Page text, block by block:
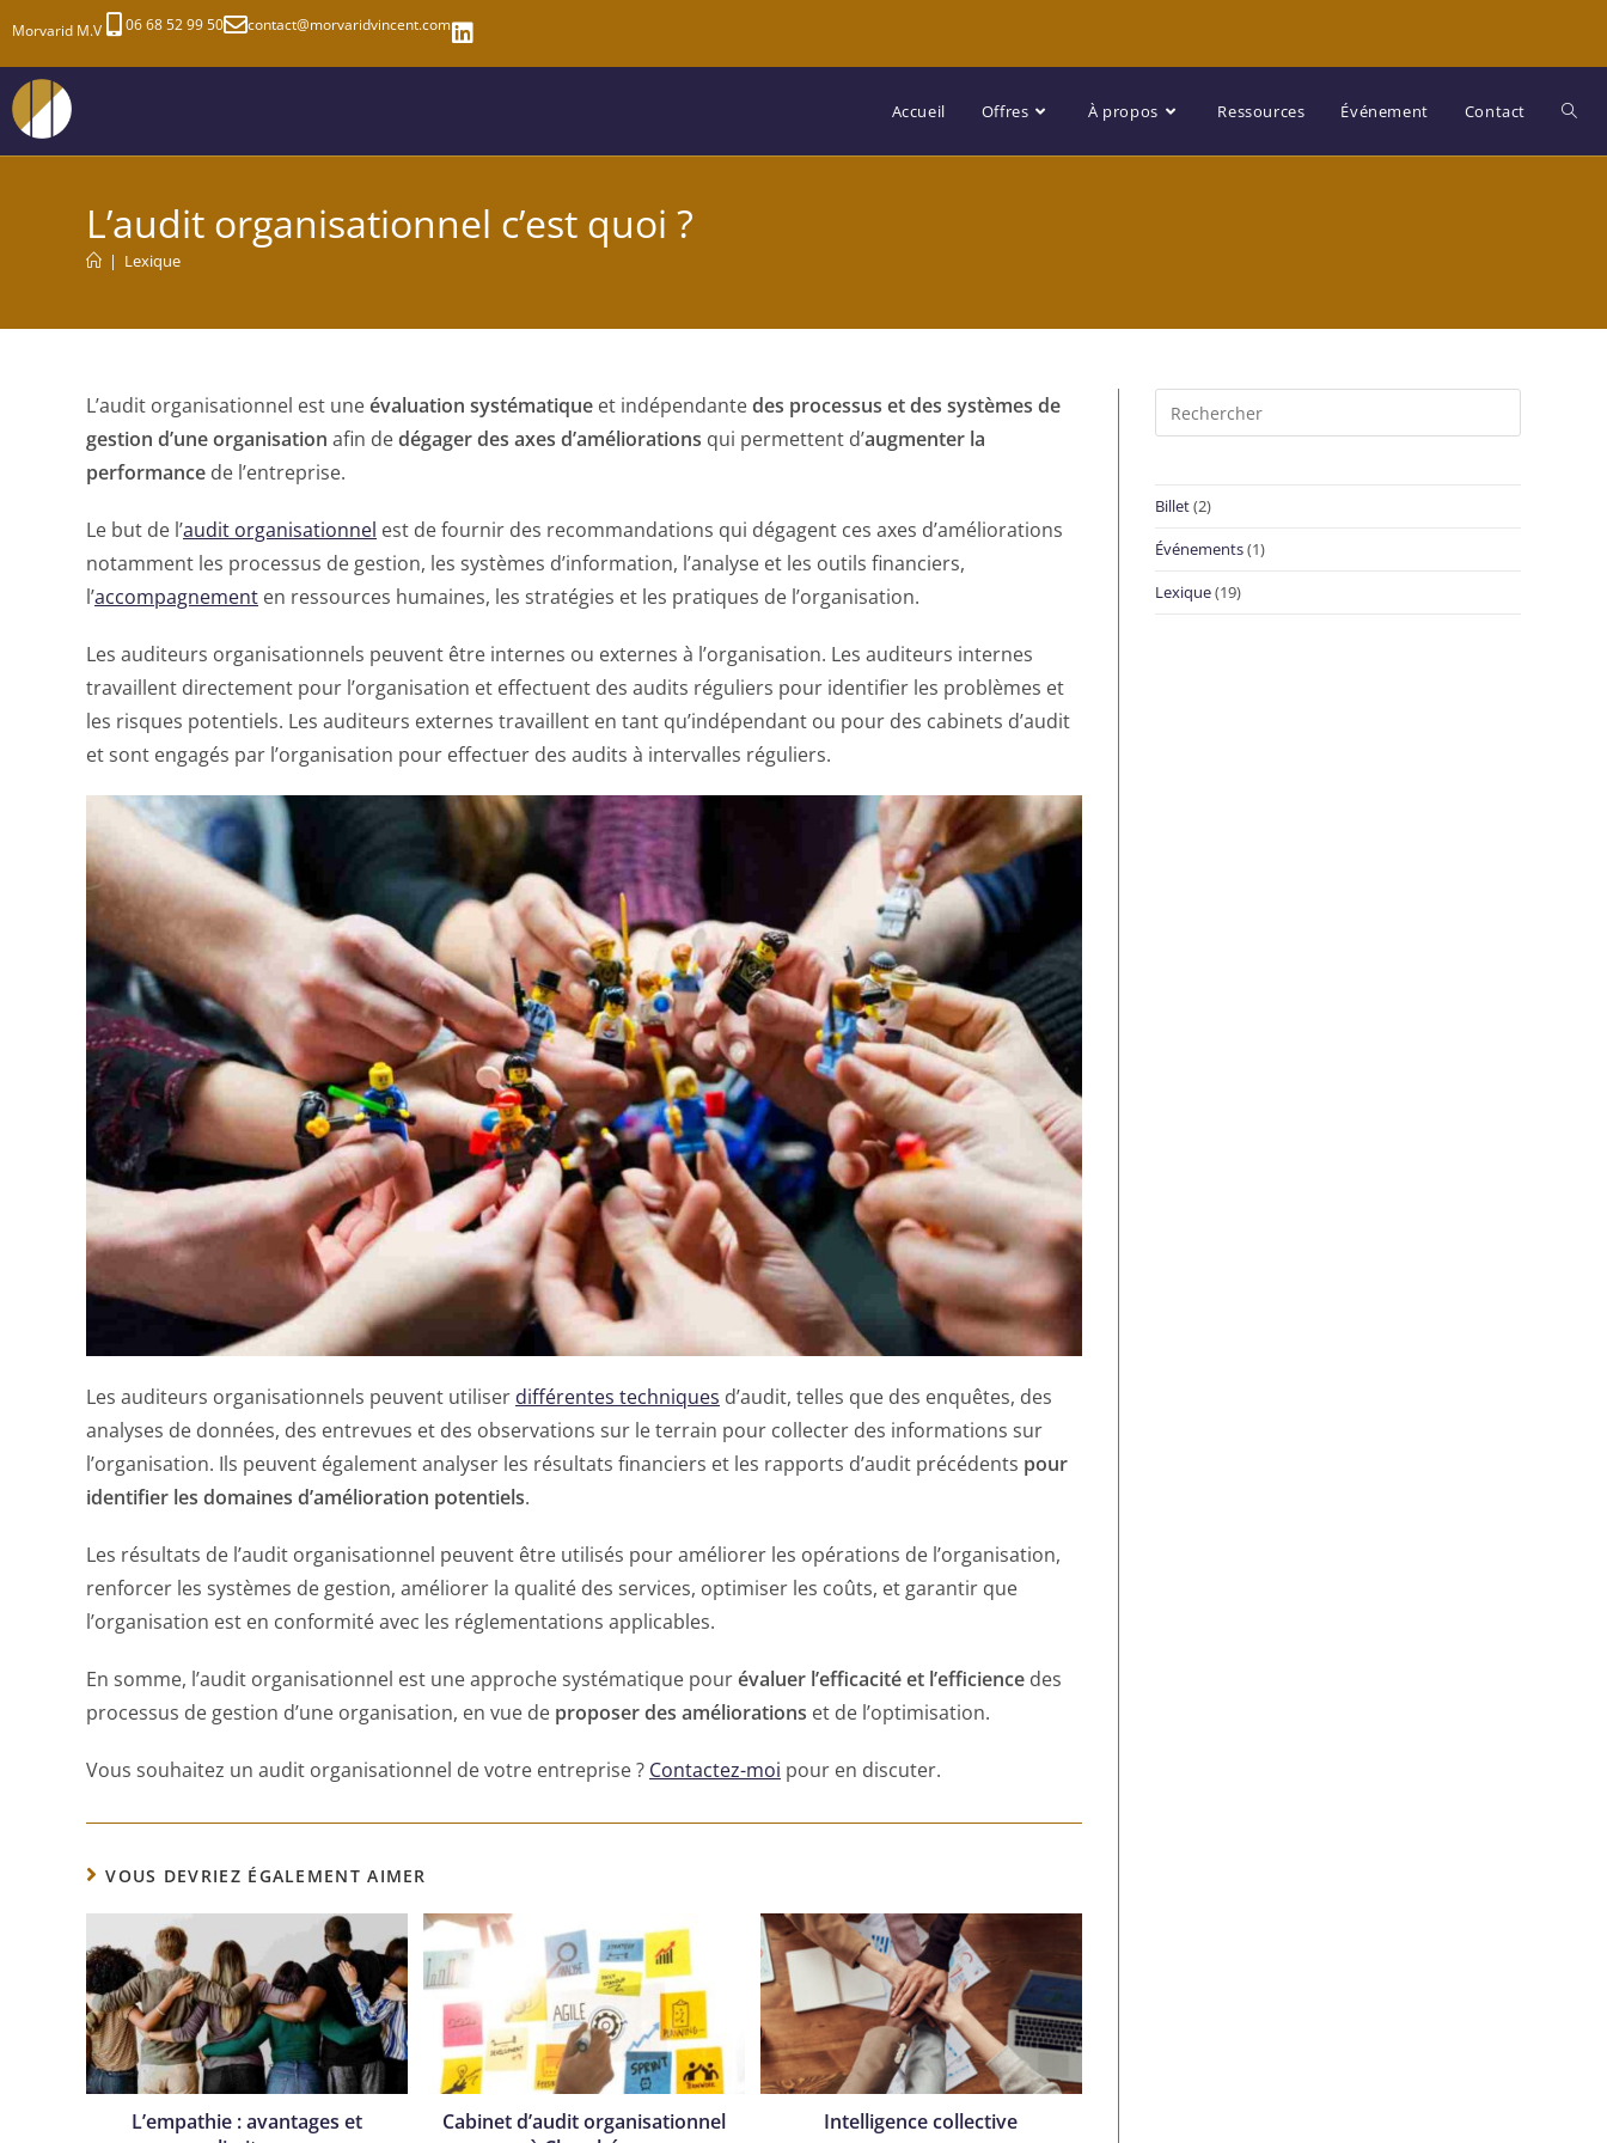
Morvarid M.V 06 68 52 99 50 contact@morvaridvincent.com
Accueil Offres À propos Ressources Événement Contact
L’audit organisationnel c’est quoi ?
| Lexique
L’audit organisationnel est uneévaluation systématique et indépendantedes processus et des systèmes de
gestion d’une organisation afin dedégager des axes d’améliorations qui permettent d’augmenter la
performance de l’entreprise.
Le but de l’audit organisationnel est de fournir des recommandations qui dégagent ces axes d’améliorations
notamment les processus de gestion, les systèmes d’information, l’analyse et les outils financiers,
l’accompagnement en ressources humaines, les stratégies et les pratiques de l’organisation.
Les auditeurs organisationnels peuvent être internes ou externes à l’organisation. Les auditeurs internes
travaillent directement pour l’organisation et effectuent des audits réguliers pour identifier les problèmes et
les risques potentiels. Les auditeurs externes travaillent en tant qu’indépendant ou pour des cabinets d’audit
et sont engagés par l’organisation pour effectuer des audits à intervalles réguliers.
Les auditeurs organisationnels peuvent utiliser différentes techniques d’audit, telles que des enquêtes, des
analyses de données, des entrevues et des observations sur le terrain pour collecter des informations sur
l’organisation. Ils peuvent également analyser les résultats financiers et les rapports d’audit précédents pour
identifier les domaines d’amélioration potentiels.
Les résultats de l’audit organisationnel peuvent être utilisés pour améliorer les opérations de l’organisation,
renforcer les systèmes de gestion, améliorer la qualité des services, optimiser les coûts, et garantir que
l’organisation est en conformité avec les réglementations applicables.
En somme, l’audit organisationnel est une approche systématique pourévaluer l’efficacité et l’efficience des
processus de gestion d’une organisation, en vue de proposer des améliorations et de l’optimisation.
Vous souhaitez un audit organisationnel de votre entreprise ? Contactez-moi pour en discuter.
VOUS DEVRIEZ ÉGALEMENT AIMER
L’empathie : avantages et
Cabinet d’audit organisationnel
Intelligence collective
Billet(2)
Événements(1)
Lexique(19)